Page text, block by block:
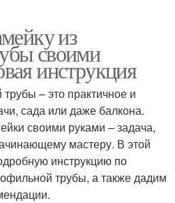
из
своими
инструкция
– это практичное и
сада или даже балкона.
своими руками – задача,
мастеру. В этой
инструкцию по
трубы, а также дадим